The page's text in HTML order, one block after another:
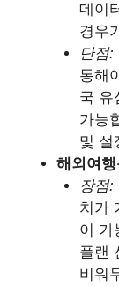
데이
경우
단점:
통해
국 유
가능
및 설
해외여
장점:
치가
이 가
플랜
비워